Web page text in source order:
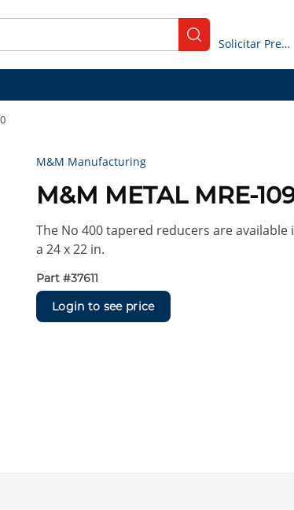
submit search
Solicitar Presupuesto
M&M Manufacturing
M&M METAL MRE-
The No 400 tapered reducers are
a 24 x 22 in.
Part #37611
Login to see price